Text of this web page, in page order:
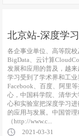
北京站-深度学
各企事业单位、高等院
BigData、云计算
发展和应用的普及，越
学习受到了学术界和工业
Facebook、百度、阿里
心，中国科学院、清华
心和实验室把深度学习
的应用与发展。中国管
（http://www.c...
2021-03-31